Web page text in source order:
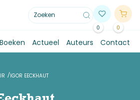
0 0
Boeken Actueel Auteurs Contact
IGOR EECKHAUT